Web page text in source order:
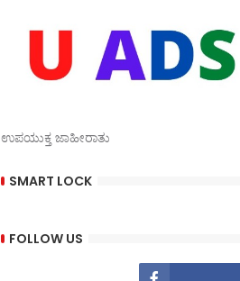
ಉಪಯುಕ್ತ ಜಾಹೀರಾತು
SMART LOCK
FOLLOW US